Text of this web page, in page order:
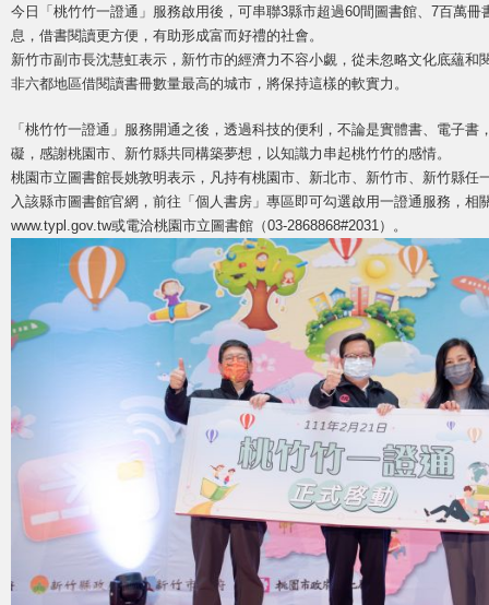
今日「桃竹竹一證通」服務啟用後，可串聯3縣市超過60間圖書館、7百萬
息，借書閱讀更方便，有助形成富而好禮的社會。
新竹市副市長沈慧虹表示，新竹市的經濟力不容小覷，從未忽略文化底蘊和
非六都地區借閱讀書冊數量最高的城市，將保持這樣的軟實力。
「桃竹竹一證通」服務開通之後，透過科技的便利，不論是實體書、電子
礙，感謝桃園市、新竹縣共同構築夢想，以知識力串起桃竹竹的感情。
桃園市立圖書館長姚敦明表示，凡持有桃園市、新北市、新竹市、新竹縣任
入該縣市圖書館官網，前往「個人書房」專區即可勾選啟用一證通服務，相
www.typl.gov.tw或電洽桃園市立圖書館（03-2868868#2031）。